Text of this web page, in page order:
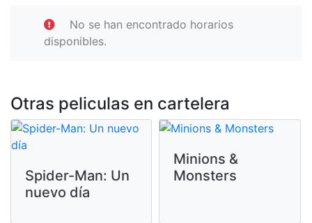
No se han encontrado horarios
disponibles.
Otras peliculas en cartelera
Spider-Man: Un
nuevo día
Minions &
Monsters